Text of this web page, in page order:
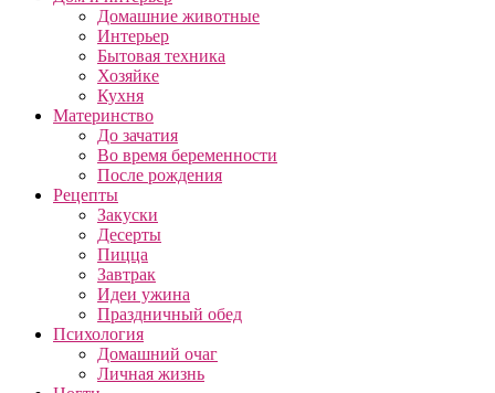
Домашние животные
Интерьер
Бытовая техника
Хозяйке
Кухня
Материнство
До зачатия
Во время беременности
После рождения
Рецепты
Закуски
Десерты
Пицца
Завтрак
Идеи ужина
Праздничный обед
Психология
Домашний очаг
Личная жизнь